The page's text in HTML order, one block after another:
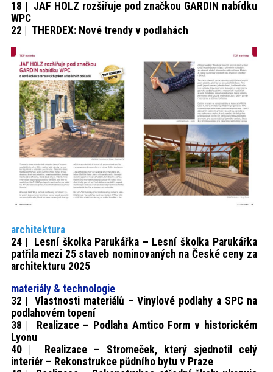
18 | JAF HOLZ rozšiřuje pod značkou GARDIN nabídku
WPC
22 | THERDEX: Nové trendy v podlahách
architektura
24 | Lesní školka Parukářka – Lesní školka Parukářka
patřila mezi 25 staveb nominovaných na České ceny za
architekturu 2025
materiály & technologie
32 | Vlastnosti materiálů – Vinylové podlahy a SPC na
podlahovém topení
38 | Realizace – Podlaha Amtico Form v historickém
Lyonu
40 | Realizace – Stromeček, který sjednotil celý
interiér – Rekonstrukce půdního bytu v Praze